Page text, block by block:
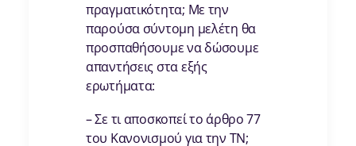
πραγματικότητα; Με την
παρούσα σύντομη μελέτη θα
προσπαθήσουμε να δώσουμε
απαντήσεις στα εξής
ερωτήματα:
– Σε τι αποσκοπεί το άρθρο 77
του Κανονισμού για την ΤΝ;